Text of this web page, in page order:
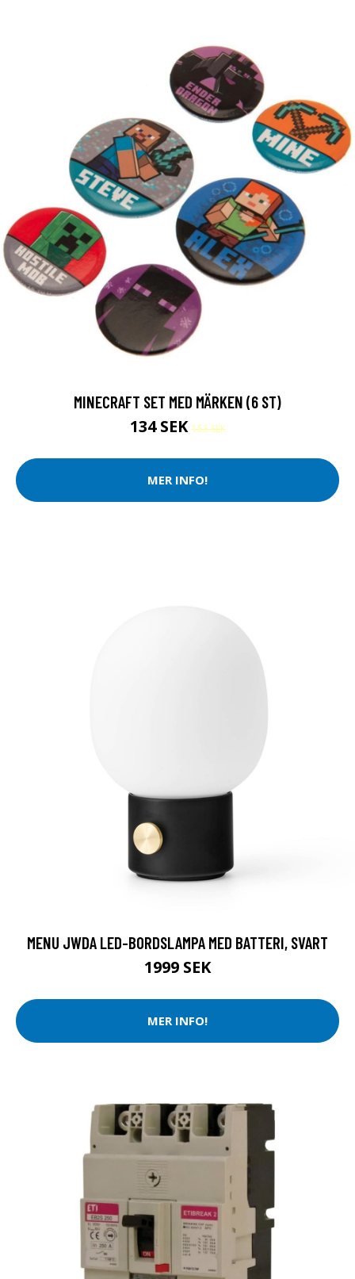
MINECRAFT SET MED MÄRKEN (6 ST)
134 SEK153 SEK
MER INFO!
MENU JWDA LED-BORDSLAMPA MED BATTERI, SVART
1999 SEK
MER INFO!